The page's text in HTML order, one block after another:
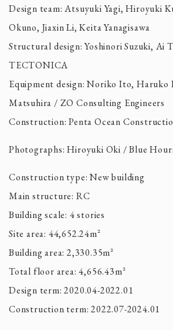
Design team: Atsuyuki Yagi, Hiroyuki
Okuno, Jiaxin Li, Keita Yanagisawa
Structural design: Yoshinori Suzuki, Ai
TECTONICA
Equipment design: Noriko Ito, Haruko
Matsuhira / ZO Consulting Engineers
Construction: Penta Ocean
Photographs: Hiroyuki Oki / Blue
Construction type: New building
Main structure: RC
Building scale: 4 stories
Site area: 44,652.24m²
Building area: 2,330.35m²
Total floor area: 4,656.43m²
Design term: 2020.04-2022.01
Construction term: 2022.07-2024.01